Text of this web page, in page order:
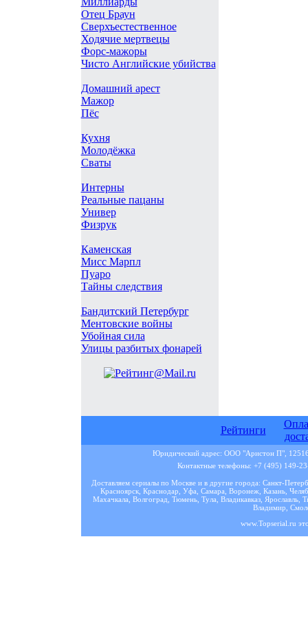
Отец Браун
Сверхъестественное
Ходячие мертвецы
Форс-мажоры
Чисто Английские убийства
Домашний арест
Мажор
Пёс
Кухня
Молодёжка
Сваты
Интерны
Реальные пацаны
Универ
Физрук
Каменская
Мисс Марпл
Пуаро
Тайны следствия
Бандитский Петербург
Ментовские войны
Убойная сила
Улицы разбитых фонарей
Рейтинги
Юридический адрес: ООО "Аристон П",
Контактные телефоны: +7 (495) 149-
Доставляем сериалы по Москве и в другие города: Санкт-
Красноярск, Краснодар, Уфа, Самара, Воронеж, Казань,
Махачкала, Волгоград, Тюмень, Тула, Владикавказ, Ярославль,
Владимир,
www.Topserial.ru